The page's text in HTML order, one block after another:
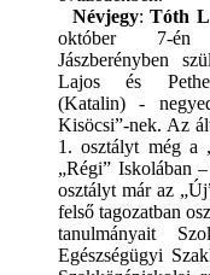
Névjegy:Tóth
október 7-én
Jászberényben
Lajos és
(Katalin) -
Kisöcsi”-nek. Az
1. osztályt még a
„Régi” Iskolában
osztályt már az
felső tagozatban
tanulmányait
Egészségügyi